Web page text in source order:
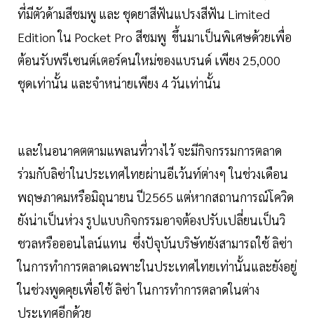
ที่มีตัวด้ามสีชมพู และ ชุดยาสีฟันแปรงสีฟัน Limited
Edition ใน Pocket Pro สีชมพู ขึ้นมาเป็นพิเศษด้วยเพื่อ
ต้อนรับพรีเซนต์เตอร์คนใหม่ของแบรนด์ เพียง 25,000
ชุดเท่านั้น และจำหน่ายเพียง 4 วันเท่านั้น
และในอนาคตตามแพลนที่วางไว้ จะมีกิจกรรมการตลาด
ร่วมกับลิซ่าในประเทศไทยผ่านอีเว้นท์ต่างๆ ในช่วงเดือน
พฤษภาคมหรือมิถุนายน ปี2565 แต่หากสถานการณ์โควิด
ยังน่าเป็นห่วง รูปแบบกิจกรรมอาจต้องปรับเปลี่ยนเป็นวิ
ชวลหรือออนไลน์แทน ซึ่งปัจุบันบริษัทยังสามารถใช้ ลิซ่า
ในการทำการตลาดเฉพาะในประเทศไทยเท่านั้นและยังอยู่
ในช่วงพูดคุยเพื่อใช้ ลิซ่า ในการทำการตลาดในต่าง
ประเทศอีกด้วย